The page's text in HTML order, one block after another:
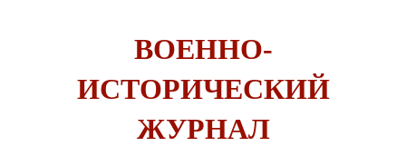
ВОЕННО-
ИСТОРИЧЕСКИЙ
ЖУРНАЛ